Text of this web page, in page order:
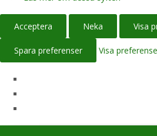
Acceptera Neka Visa
Spara preferenser Visa